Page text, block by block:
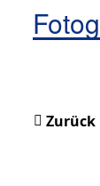
Zurück